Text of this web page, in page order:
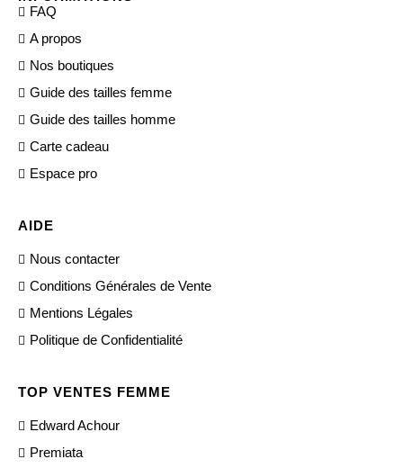
FAQ
A propos
Nos boutiques
Guide des tailles femme
Guide des tailles homme
Carte cadeau
Espace pro
AIDE
Nous contacter
Conditions Générales de Vente
Mentions Légales
Politique de Confidentialité
TOP VENTES FEMME
Edward Achour
Premiata